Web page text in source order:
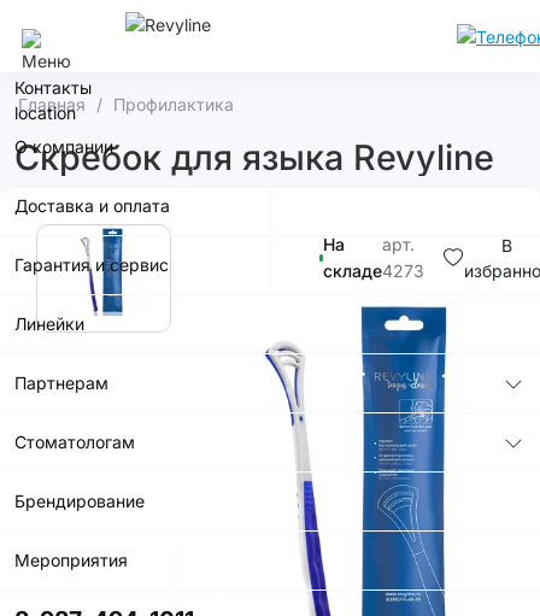
Контакты
О компании
Доставка и оплата
Гарантия и сервис
Линейки
Партнерам
Стоматологам
Брендирование
Мероприятия
Главная Профилактика
Скребок для языка Revyline
На
складе
арт.
4273
В
290р.
В корзину
Купить в
приложении
со скидкой